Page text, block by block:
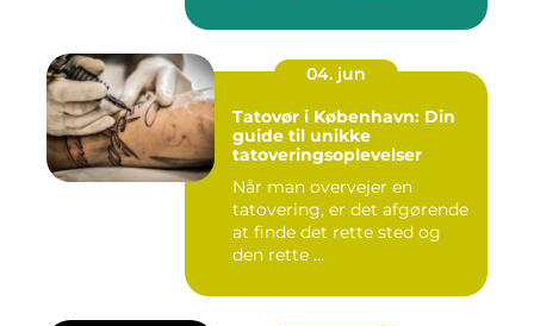
04. jun
Tatovør i København: Din
guide til unikke
tatoveringsoplevelser
Når man overvejer en
tatovering, er det afgørende
at finde det rette sted og
den rette ...